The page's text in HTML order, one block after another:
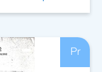
Pr